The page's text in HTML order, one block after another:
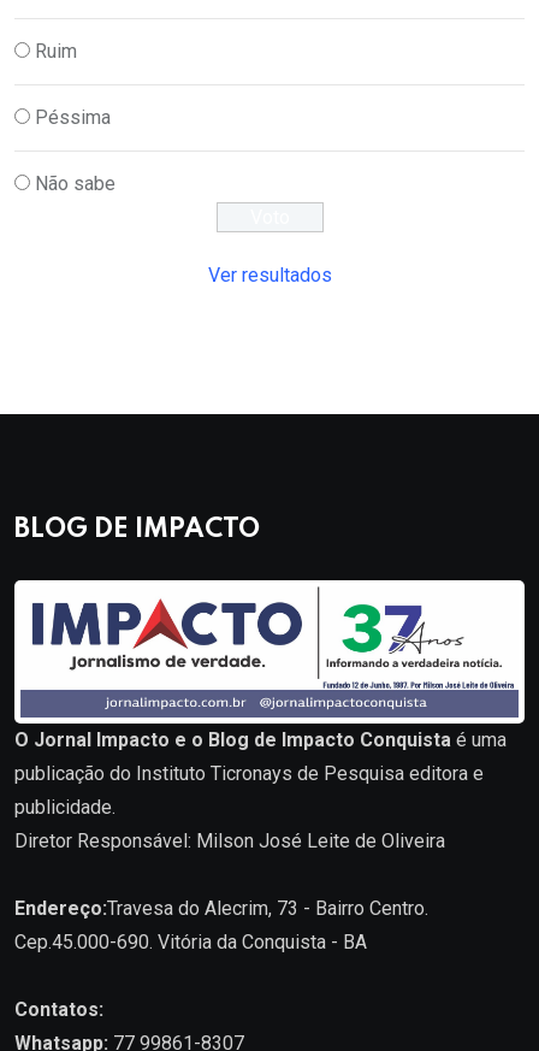
Ruim
Péssima
Não sabe
Ver resultados
BLOG DE IMPACTO
O Jornal Impacto e o Blog de Impacto Conquista é uma
publicação do Instituto Ticronays de Pesquisa editora e
publicidade.
Diretor Responsável: Milson José Leite de Oliveira
Endereço:Travesa do Alecrim, 73 - Bairro Centro.
Cep.45.000-690. Vitória da Conquista - BA
Contatos:
Whatsapp: 77 99861-8307